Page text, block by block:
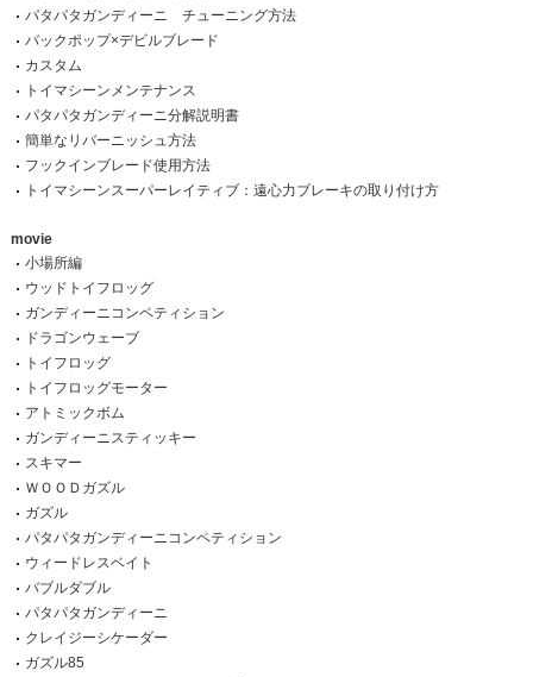
パタパタガンディーニ チューニング方法
バックポップ×デビルブレード
カスタム
トイマシーンメンテナンス
パタパタガンディーニ分解説明書
簡単なリバーニッシュ方法
フックインブレード使用方法
トイマシーンスーパーレイティブ：遠心力ブレーキの取り付け方
movie
小場所編
ウッドトイフロッグ
ガンディーニコンペティション
ドラゴンウェーブ
トイフロッグ
トイフロッグモーター
アトミックボム
ガンディーニスティッキー
スキマー
ＷＯＯＤガズル
ガズル
パタパタガンディーニコンペティション
ウィードレスベイト
バブルダブル
パタパタガンディーニ
クレイジーシケーダー
ガズル85